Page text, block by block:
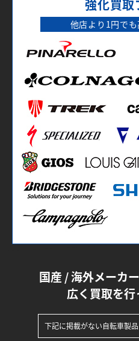
強化買取
他店より1円で
国産 / 海外メーカ
広く買取を
下記に掲載がない自転車製